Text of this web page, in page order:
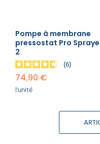
Pompe à membrane
pressostat Pro
2
6
74,90 €
l'unité